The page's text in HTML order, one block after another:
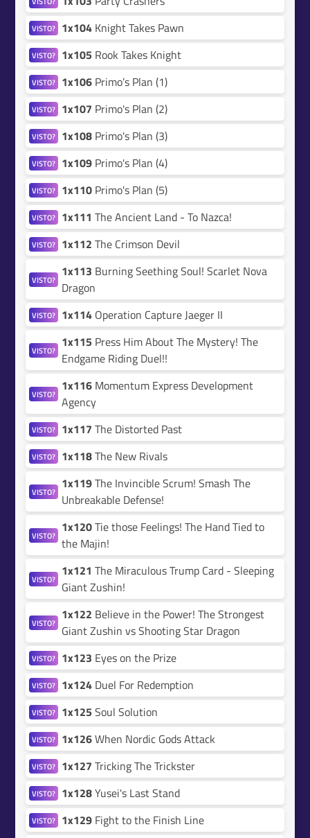
VISTO? 1x104 Knight Takes Pawn
VISTO? 1x105 Rook Takes Knight
VISTO? 1x106 Primo’s Plan (1)
VISTO? 1x107 Primo's Plan (2)
VISTO? 1x108 Primo's Plan (3)
VISTO? 1x109 Primo's Plan (4)
VISTO? 1x110 Primo's Plan (5)
VISTO? 1x111 The Ancient Land - To Nazca!
VISTO? 1x112 The Crimson Devil
VISTO? 1x113 Burning Seething Soul! Scarlet Nova
Dragon
VISTO? 1x114 Operation Capture Jaeger II
VISTO? 1x115 Press Him About The Mystery! The
Endgame Riding Duel!!
VISTO? 1x116 Momentum Express Development
Agency
VISTO? 1x117 The Distorted Past
VISTO? 1x118The New Rivals
VISTO? 1x119The Invincible Scrum! Smash The
Unbreakable Defense!
VISTO? 1x120Tie those Feelings! The Hand Tied to
the Majin!
VISTO? 1x121 The Miraculous Trump Card - Sleeping
Giant Zushin!
VISTO? 1x122 Believe in the Power! The Strongest
Giant Zushin vs Shooting Star Dragon
VISTO? 1x123 Eyes on the Prize
VISTO? 1x124 Duel For Redemption
VISTO? 1x125 Soul Solution
VISTO? 1x126When Nordic Gods Attack
VISTO? 1x127 Tricking The Trickster
VISTO? 1x128Yusei's Last Stand
VISTO? 1x129 Fight to the Finish Line